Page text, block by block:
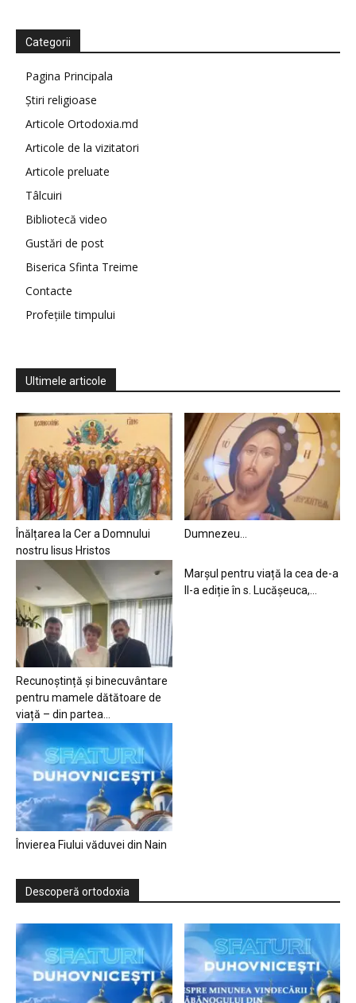
Categorii
Pagina Principala
Știri religioase
Articole Ortodoxia.md
Articole de la vizitatori
Articole preluate
Tâlcuiri
Bibliotecă video
Gustări de post
Biserica Sfinta Treime
Contacte
Profețiile timpului
Ultimele articole
Înălțarea la Cer a Domnului
nostru Iisus Hristos
Dumnezeu…
Recunoștință și binecuvântare
pentru mamele dătătoare de
viață – din partea...
Marșul pentru viață la cea de-a
II-a ediție în s. Lucășeuca,...
Învierea Fiului văduvei din Nain
Descoperă ortodoxia